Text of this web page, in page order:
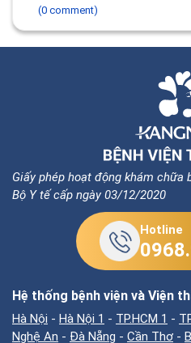
dẫn cách chăm sóc
5. Điêu khắc đầu chân mày phun đuôi? cần lưu ý
Giấy phép hoạt động khám chữa
Bộ Y tế cấp ngày 03/12/2020